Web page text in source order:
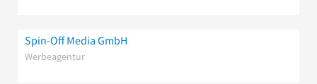
Spin-Off Media GmbH
Werbeagentur